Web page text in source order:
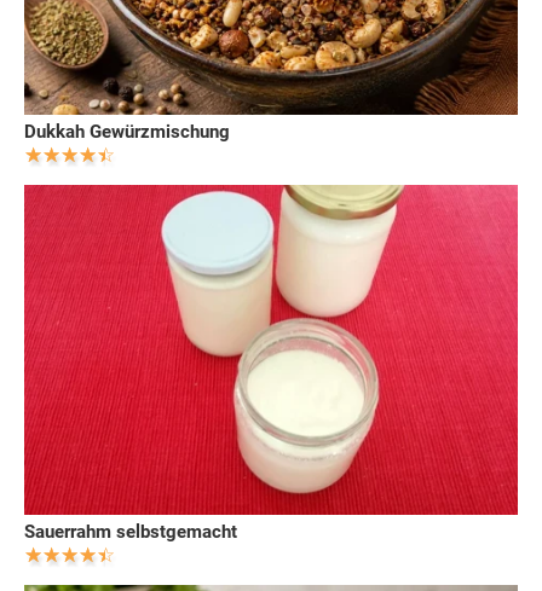
Dukkah Gewürzmischung
Sauerrahm selbstgemacht